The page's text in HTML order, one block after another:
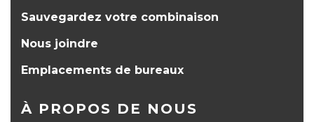
Sauvegardez votre combinaison
Nous joindre
Emplacements de bureaux
À PROPOS DE NOUS